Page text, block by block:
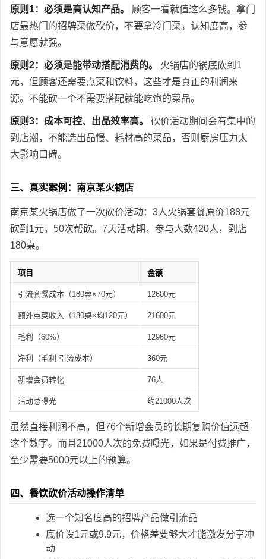
原则1：必须是高认知产品。
顾客一看就值这么多钱。拿门
店最热门的招牌菜做砍价，不要拿冷门菜。认知度高，参
与意愿就强。
原则2：必须是能带动搭配消费的。
火锅店的锅底砍到1
元，但顾客还需要点菜和饮料，这些才是真正的利润来
源。不能砍一个不需要搭配就能吃饱的菜品。
原则3：成本可控、出品效率高。
砍价活动期间会有集中的
到店潮，不能选出品慢、耗材高的菜品，否则厨房压力太
大影响口碑。
三、真实案例：南京某火锅店
南京某火锅店做了一次砍价活动：3人火锅套餐原价188元
砍到1元，50次帮砍。7天活动期，参与人数420人，到店
180桌。
项目 金额
引流套餐成本（180桌×70元） 12600元
额外点菜收入（180桌×均120元） 21600元
毛利（60%） 12960元
净利（毛利-引流成本） 360元
新增会员转化 76人
活动总曝光 约21000人次
虽然直接利润不高，但76个新增会员的长期复购价值远超
这个数字。而且21000人次的免费曝光，如果是付费推广，
至少需要5000元以上的预算。
四、餐饮砍价活动操作清单
选一个知名度高的招牌产品做引流品
底价设1元或9.9元，价格差要够大才能激发分享冲
动